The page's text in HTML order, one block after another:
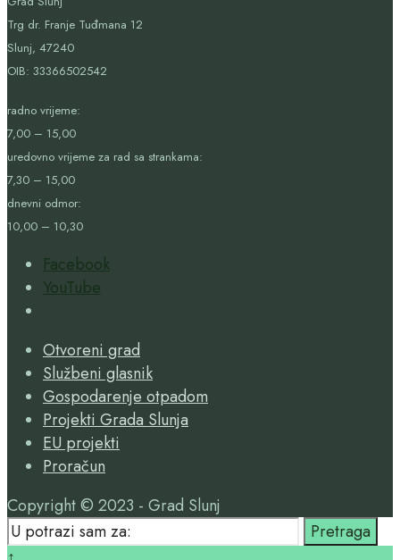
Trg dr. Franje Tuđmana 12
Slunj, 47240
OIB: 33366502542
radno vrijeme:
7,00 – 15,00
uredovno vrijeme za rad sa strankama:
7,30 – 15,00
dnevni odmor:
10,00 – 10,30
Facebook
YouTube
Window
Otvoreni grad
Službeni glasnik
Gospodarenje otpadom
Projekti Grada Slunja
EU projekti
Proračun
Copyright © 2023 - Grad Slunj
Search
for:
Pretraga